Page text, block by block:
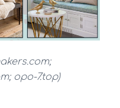
opo-7.top)